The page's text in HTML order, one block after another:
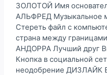
ЗОЛОТОЙ Имя
АЛЬФРЕД Музыкальное
Стереть файл с
страна между
АНДОРРА Лучший друг
Кнопка в социальной
неодобрение ДИЗЛАЙК